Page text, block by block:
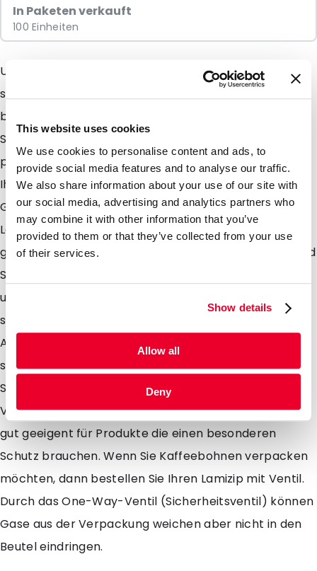
This website uses cookies
We use cookies to personalise content and ads, to
provide social media features and to analyse our traffic.
We also share information about your use of our site with
our social media, advertising and analytics partners who
may combine it with other information that you’ve
provided to them or that they’ve collected from your use
of their services.
Show details
Allow all
Deny
In Paketen verkauft
100 Einheiten
Unsere Stehbodenbeutel (stand up pouches ) sind
sehr gut geeigent für Produkte an deren Verpackung
besondere Anforderungen gestellt werden. Denken
Sie an Lebens-und Genussmittel sowie an allerlei
pharmazeutische Produkte. Selbst im Labor finden Sie
Ihre Anforderung wie z. B. zum Verpacken von
Grundstoffen oder anderer Stoffe und Präparate. Die
Lamizip Beutel sind aus einem Laminat mit besonders
guten Barierreeigenschaften gegen Wasserdampf und
Sauerstoff hergestellt. Hinzu kommt das Sie die Beutel
unbegrenzt öffnen und schliessen können. Lamizips
sind in einer transparenten und einer aluminium
Ausführung erhältlich. Aluminium schützt Ihr Produkt
sehr gut gegen die äusseren Einflüssen von UV
Strahlen. Durch Ihren runden Boden kann die
Verpackung ganz einfach stehen. Lamizips sind sehr
gut geeigent für Produkte die einen besonderen
Schutz brauchen. Wenn Sie Kaffeebohnen verpacken
möchten, dann bestellen Sie Ihren Lamizip mit Ventil.
Durch das One-Way-Ventil (Sicherheitsventil) können
Gase aus der Verpackung weichen aber nicht in den
Beutel eindringen.